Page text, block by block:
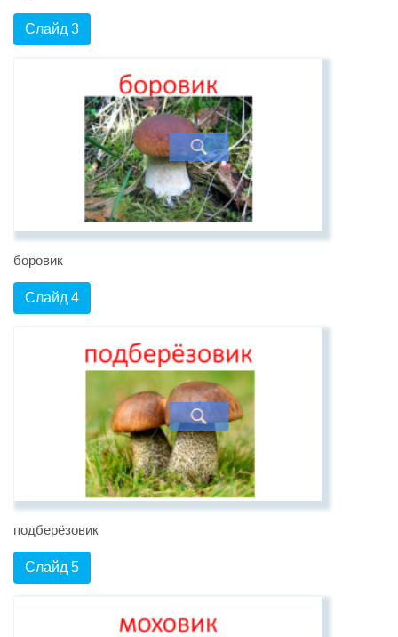
Слайд 3
боровик
Слайд 4
подберёзовик
Слайд 5